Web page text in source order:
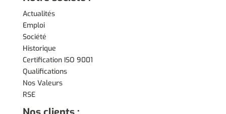
Actualités
Emploi
Société
Historique
Certification ISO 9001
Qualifications
Nos Valeurs
RSE